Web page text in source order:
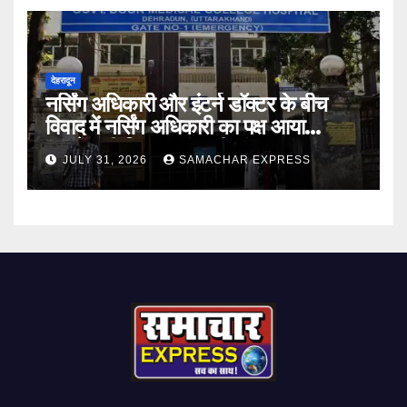
देहरादून
नर्सिंग अधिकारी और इंटर्न डॉक्टर के बीच
विवाद में नर्सिंग अधिकारी का पक्ष आया
सामने,करी निष्पक्ष जांच की मांग
JULY 31, 2026 SAMACHAR EXPRESS